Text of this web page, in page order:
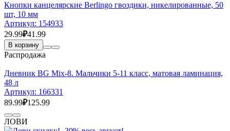
Кнопки канцелярские Berlingo гвоздики, никелированные, 50
шт, 10 мм
Артикул: 154933
29.99₽41.99
В корзину
Распродажа
Дневник BG Mix-8. Мальчики 5-11 класс, матовая ламинация,
48 л
Артикул: 166331
89.99₽125.99
ЛОВИ